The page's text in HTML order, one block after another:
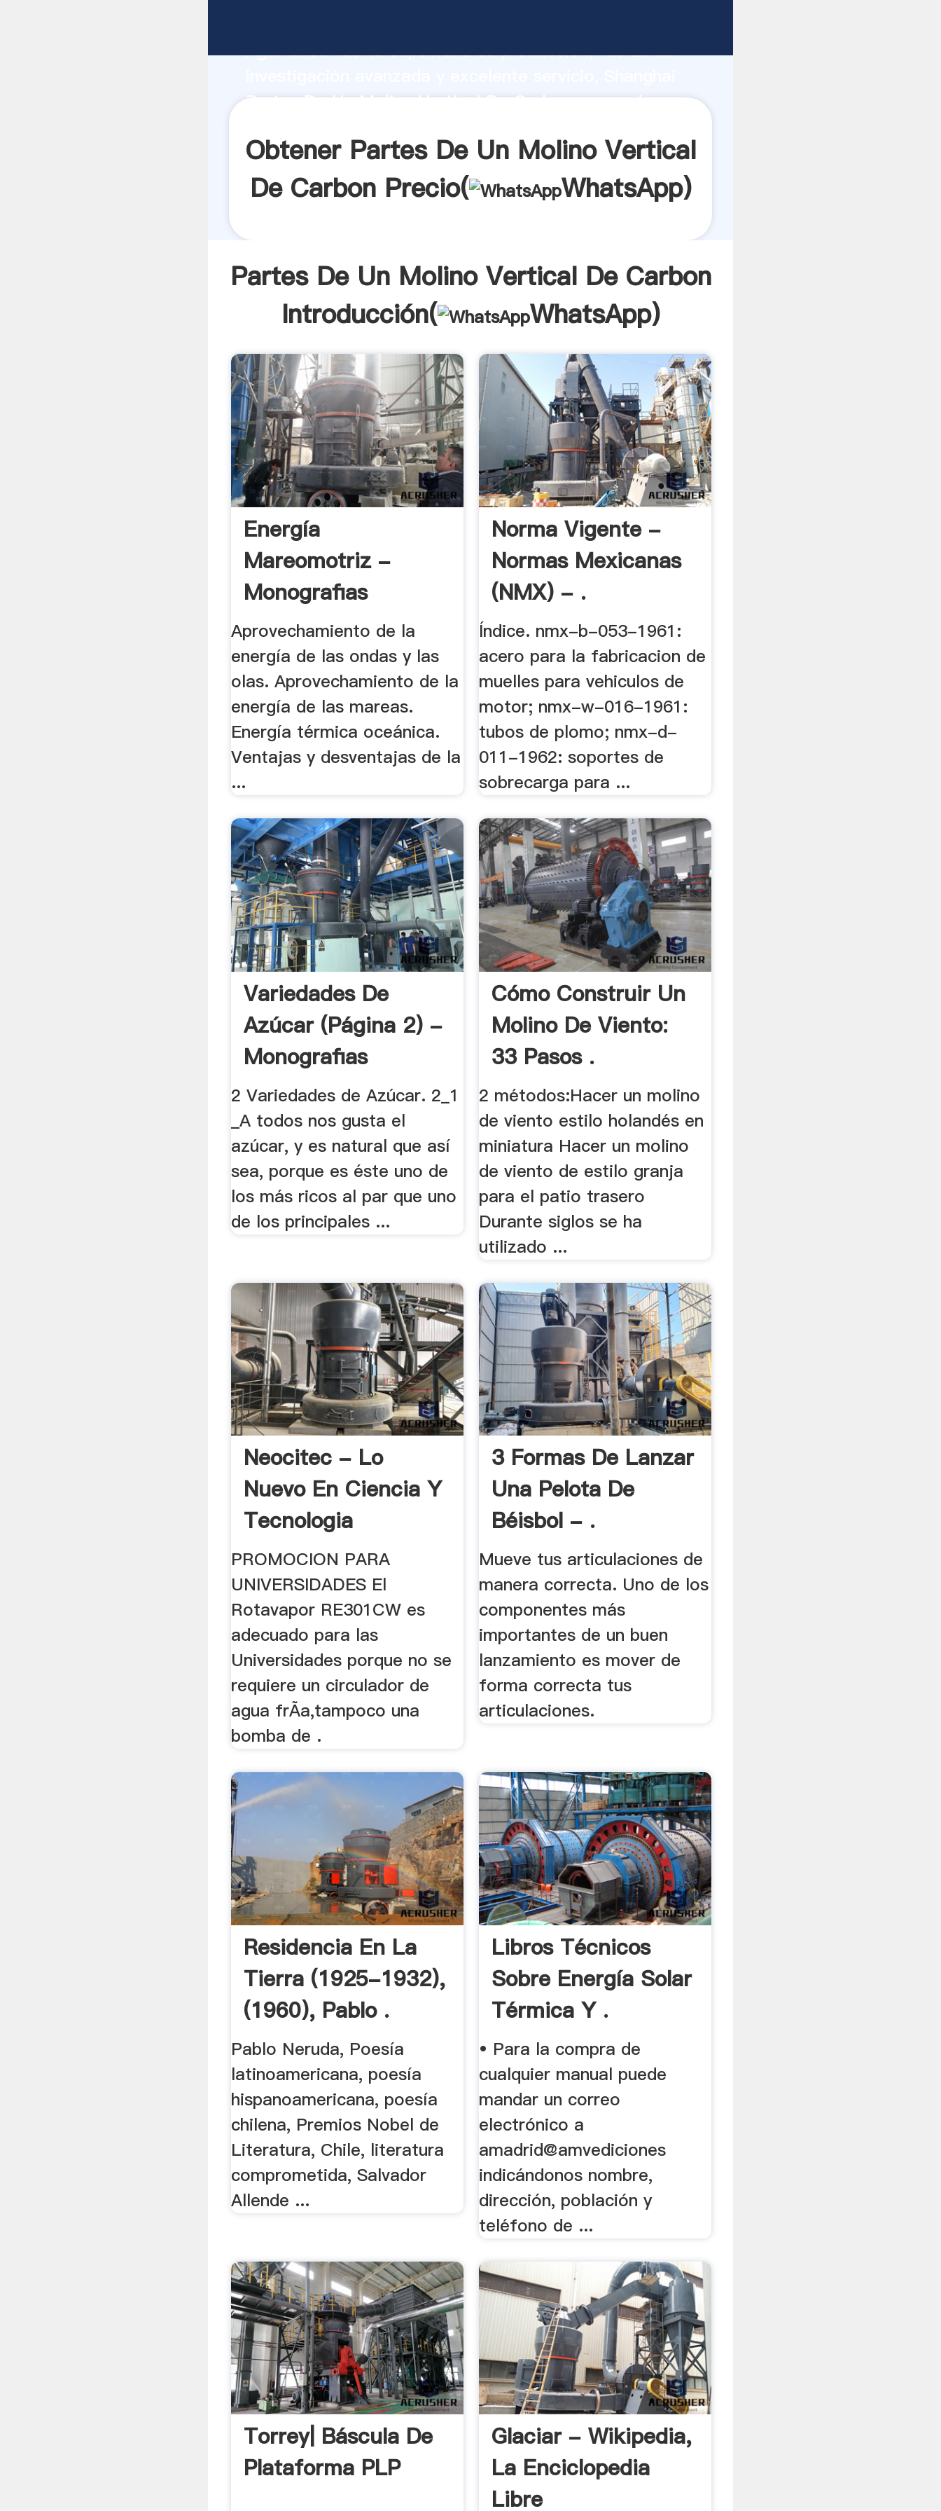
Agarrando fuerte capacidad de producción, fuerza de
Partes De Un Molino Vertical De Carbon proveedor
Obtener Partes De Un Molino Vertical
De Carbon Precio(
WhatsApp)
Partes De Un Molino Vertical De Carbon
Introducción(
WhatsApp)
Energía
Mareomotriz -
Monografias
Aprovechamiento de la
energía de las ondas y las
olas. Aprovechamiento de la
energía de las mareas.
Energía térmica oceánica.
Ventajas y desventajas de la
...
Norma Vigente -
Normas Mexicanas
(NMX) - .
Índice. nmx-b-053-1961:
acero para la fabricacion de
muelles para vehiculos de
motor; nmx-w-016-1961:
tubos de plomo; nmx-d-
011-1962: soportes de
sobrecarga para ...
Variedades De
Azúcar (página 2) -
Monografias
2 Variedades de Azúcar. 2_1
_A todos nos gusta el
azúcar, y es natural que así
sea, porque es éste uno de
los más ricos al par que uno
de los principales ...
Cómo Construir Un
Molino De Viento:
33 Pasos .
2 métodos:Hacer un molino
de viento estilo holandés en
miniatura Hacer un molino
de viento de estilo granja
para el patio trasero
Durante siglos se ha
utilizado ...
Neocitec - Lo
Nuevo En Ciencia Y
Tecnologia
PROMOCION PARA
UNIVERSIDADES El
Rotavapor RE301CW es
adecuado para las
Universidades porque no se
requiere un circulador de
agua frÃ­a,tampoco una
bomba de .
3 Formas De Lanzar
Una Pelota De
Béisbol - .
Mueve tus articulaciones de
manera correcta. Uno de los
componentes más
importantes de un buen
lanzamiento es mover de
forma correcta tus
articulaciones.
Residencia En La
Tierra (1925-1932),
(1960), Pablo .
Pablo Neruda, Poesía
latinoamericana, poesía
hispanoamericana, poesía
chilena, Premios Nobel de
Literatura, Chile, literatura
comprometida, Salvador
Allende ...
Libros Técnicos
Sobre Energía Solar
Térmica Y .
• Para la compra de
cualquier manual puede
mandar un correo
electrónico a
amadrid@amvediciones
indicándonos nombre,
dirección, población y
teléfono de ...
Torrey| Báscula De
Plataforma PLP
Glaciar - Wikipedia,
La Enciclopedia
Libre